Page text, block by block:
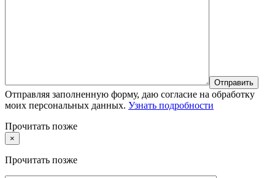
Отправляя заполненную форму, даю согласие на обработку
моих персональных данных. Узнать подробности
Прочитать позже
×
Прочитать позже